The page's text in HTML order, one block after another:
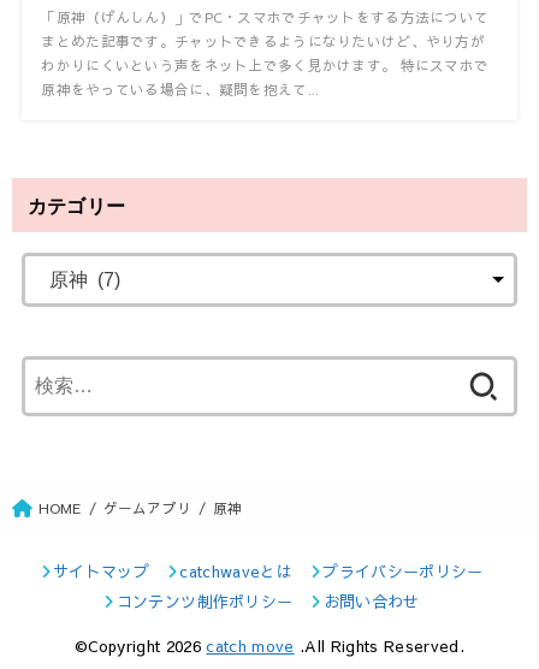
「原神（げんしん）」でPC・スマホでチャットをする方法について
まとめた記事です。チャットできるようになりたいけど、やり方が
わかりにくいという声をネット上で多く見かけます。 特にスマホで
原神をやっている場合に、疑問を抱えて...
カテゴリー
索
HOME ゲームアプリ 原神
サイトマップ catchwaveとは
プライバシーポリシー
コンテンツ制作ポリシー
お問い合わせ
©Copyright 2026catch move .All Rights Reserved.